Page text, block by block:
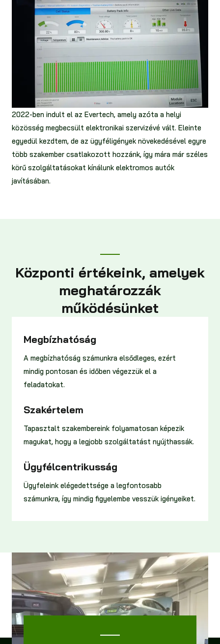
2022-ben indult el az Evertech, amely azóta a helyi
közösség megbecsült elektronikai szervizévé vált. Eleinte
egyedül kezdtem, de az ügyféligények növekedésével egyre
több szakember csatlakozott hozzánk, így mára már széles
körű szolgáltatásokat kínálunk elektromos autók
javításában.
Központi értékeink, amelyek
meghatározzák
működésünket
Megbízhatóság
A megbízhatóság számunkra elsődleges, ezért
mindig pontosan és időben végezzük el a
feladatokat.
Szakértelem
Tapasztalt szakembereink folyamatosan képezik
magukat, hogy a legjobb szolgáltatást nyújthassák.
Ügyfélcentrikusság
Ügyfeleink elégedettsége a legfontosabb
számunkra, így mindig figyelembe vesszük igényeiket.